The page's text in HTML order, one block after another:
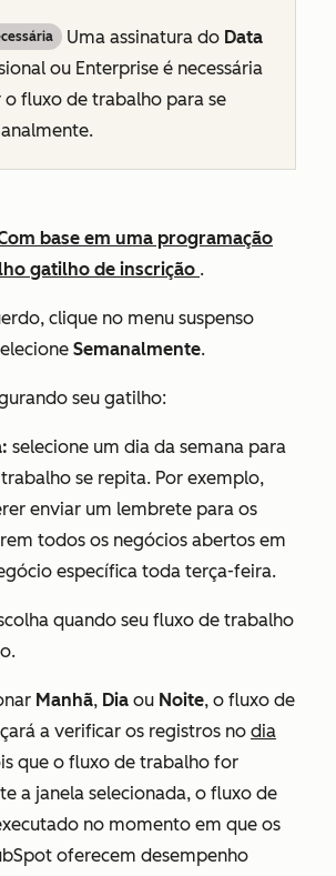
Uma assinatura do Data
ou Enterprise é necessária
o fluxo de trabalho para se
base em uma programação
gatilho de inscrição .
clique no menu suspenso
Semanalmente.
seu gatilho:
selecione um dia da semana para
se repita. Por exemplo,
enviar um lembrete para os
todos os negócios abertos em
específica toda terça-feira.
quando seu fluxo de trabalho
Manhã, Dia ou Noite, o fluxo de
a verificar os registros no dia
que o fluxo de trabalho for
a janela selecionada, o fluxo de
no momento em que os
oferecem desempenho